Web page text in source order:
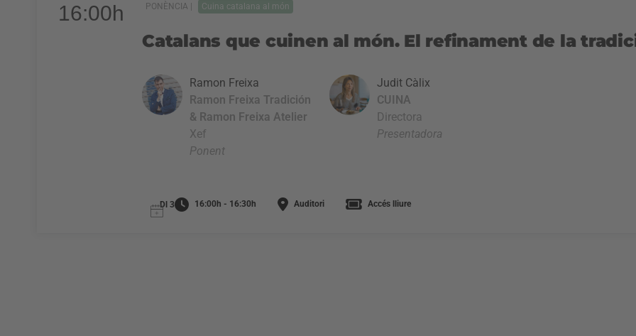
16:00h PONÈNCIA | Cuina catalana al món
Catalans que cuinen al món. El refinament de la
Ramon Freixa
Ramon Freixa Tradición
& Ramon Freixa Atelier
Xef
Ponent
Judit Càlix
CUINA
Directora
Presentadora
Dl 3 16:00h - 16:30h Auditori Accés lliure